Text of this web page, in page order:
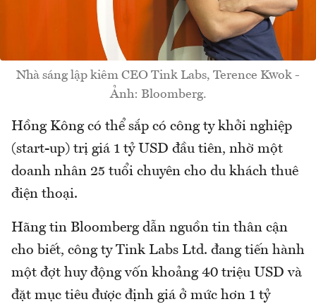
Nhà sáng lập kiêm CEO Tink Labs, Terence Kwok -
Ảnh: Bloomberg.
Hồng Kông có thể sắp có công ty khởi nghiệp
(start-up) trị giá 1 tỷ USD đầu tiên, nhờ một
doanh nhân 25 tuổi chuyên cho du khách thuê
điện thoại.
Hãng tin Bloomberg dẫn nguồn tin thân cận
cho biết, công ty Tink Labs Ltd. đang tiến hành
một đợt huy động vốn khoảng 40 triệu USD và
đặt mục tiêu được định giá ở mức hơn 1 tỷ